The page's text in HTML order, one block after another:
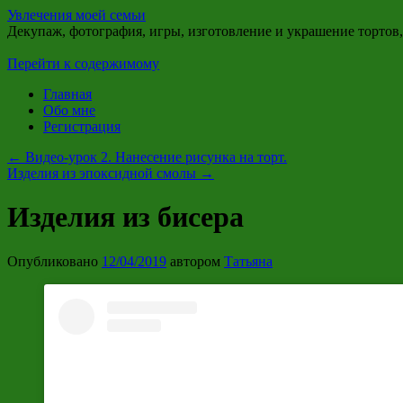
Увлечения моей семьи
Декупаж, фотография, игры, изготовление и украшение
Перейти к содержимому
Главная
Обо мне
Регистрация
← Видео-урок 2. Нанесение рисунка на торт.
Изделия из эпоксидной смолы →
Изделия из бисера
Опубликовано 12/04/2019 автором Татьяна